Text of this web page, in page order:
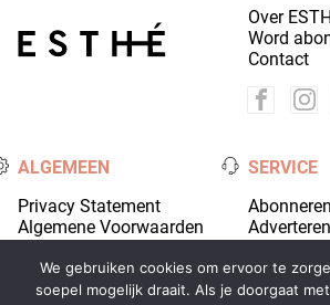
Over
Word
Contact
ALGEMEEN
Privacy Statement
Algemene Voorwaarden
SERVICE
Abonneren
Adverteren
We gebruiken cookies om ervoor te
soepel mogelijk draait. Als je doorgaat